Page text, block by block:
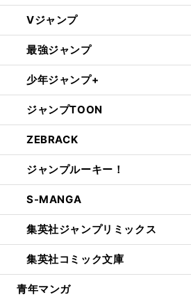
Vジャンプ
最強ジャンプ
少年ジャンプ+
ジャンプTOON
ZEBRACK
ジャンプルーキー！
S-MANGA
集英社ジャンプリミックス
集英社コミック文庫
青年マンガ